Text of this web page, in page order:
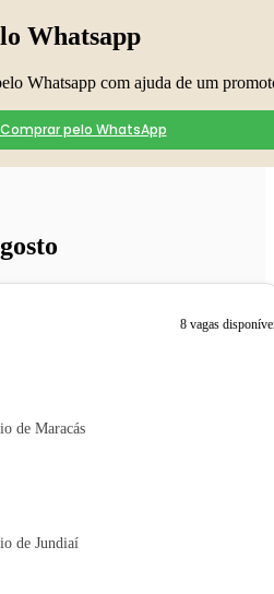
Whatsapp
Whatsapp com ajuda de um
Comprar pelo WhatsApp
8 vagas
de Maracás
de Jundiaí